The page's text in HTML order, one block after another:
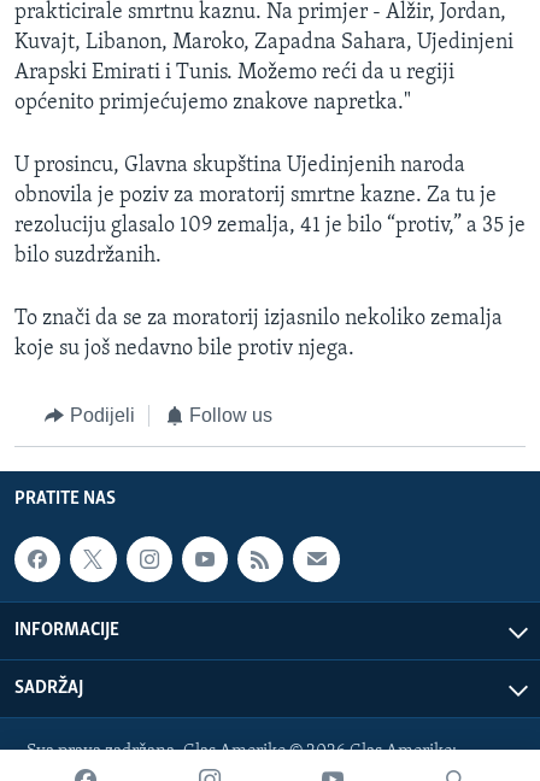
prakticirale smrtnu kaznu. Na primjer - Alžir, Jordan,
Kuvajt, Libanon, Maroko, Zapadna Sahara, Ujedinjeni
Arapski Emirati i Tunis. Možemo reći da u regiji
općenito primjećujemo znakove napretka."
U prosincu, Glavna skupština Ujedinjenih naroda
obnovila je poziv za moratorij smrtne kazne. Za tu je
rezoluciju glasalo 109 zemalja, 41 je bilo “protiv,” a 35 je
bilo suzdržanih.
To znači da se za moratorij izjasnilo nekoliko zemalja
koje su još nedavno bile protiv njega.
Podijeli Follow us
PRATITE NAS
INFORMACIJE
SADRŽAJ
Sva prava zadržana. Glas Amerike © 2026 Glas Amerike:
bosnian-service@voanews.com